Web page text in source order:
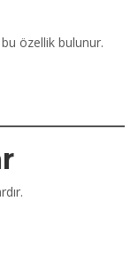
özellik bulunur.